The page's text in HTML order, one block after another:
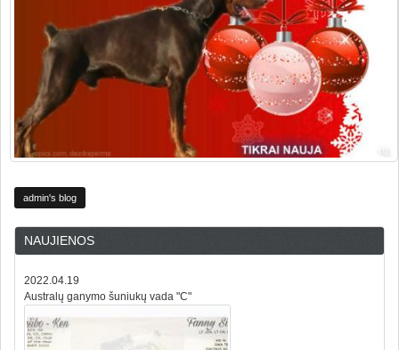
admin's blog
NAUJIENOS
2022.04.19
Australų ganymo šuniukų vada "C"